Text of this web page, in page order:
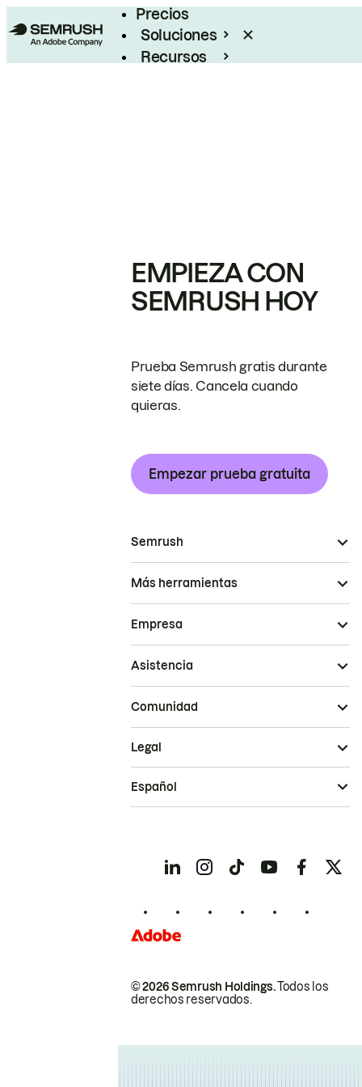
Precios
Soluciones
Recursos
EMPIEZA CON
SEMRUSH HOY
Prueba Semrush gratis durante
siete días. Cancela cuando
quieras.
Empezar prueba gratuita
Semrush
Más herramientas
Empresa
Asistencia
Comunidad
© 2026 Semrush Holdings.Todos los
derechos reservados.
Legal
Español